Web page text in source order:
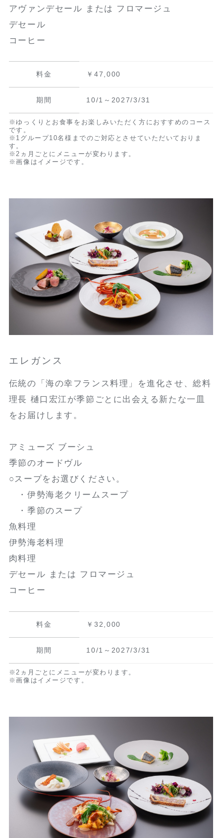
アヴァンデセール または フロマージュ
デセール
コーヒー
料金 ￥47,000
期間 10/1～2027/3/31
※ゆっくりとお食事をお楽しみいただく方におすすめのコース
です。
※1グループ10名様までのご対応とさせていただいておりま
す。
※2ヵ月ごとにメニューが変わります。
※画像はイメージです。
エレガンス
伝統の「海の幸フランス料理」を進化させ、総料
理長 樋口宏江が季節ごとに出会える新たな一皿
をお届けします。
アミューズ ブーシュ
季節のオードヴル
○スープをお選びください。
・伊勢海老クリームスープ
・季節のスープ
魚料理
伊勢海老料理
肉料理
デセール または フロマージュ
コーヒー
料金 ￥32,000
期間 10/1～2027/3/31
※2ヵ月ごとにメニューが変わります。
※画像はイメージです。